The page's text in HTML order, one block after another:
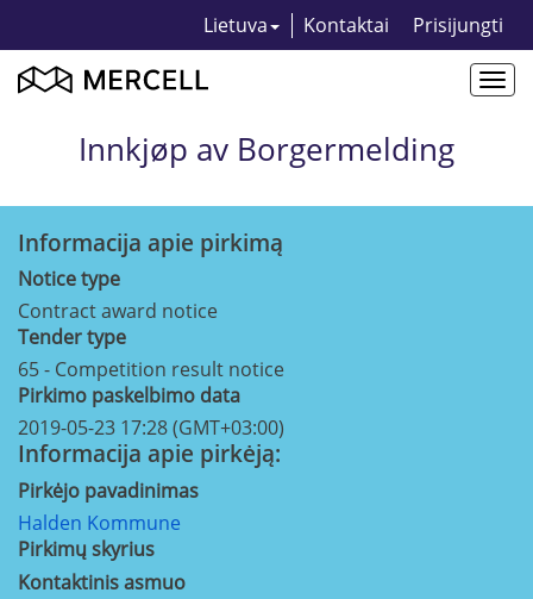
Lietuva Kontaktai Prisijungti
Innkjøp av Borgermelding
Informacija apie pirkimą
Notice type
Contract award notice
Tender type
65 - Competition result notice
Pirkimo paskelbimo data
2019-05-23 17:28 (GMT+03:00)
Informacija apie pirkėją:
Pirkėjo pavadinimas
Halden Kommune
Pirkimų skyrius
Kontaktinis asmuo